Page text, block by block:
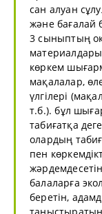
сан алуан
және бағалай
3 сыныптың
көркем
мақалалар,
үлгілері
т.б.). бұл
табиғатқа
олардың
пен
балаларға
беретін,